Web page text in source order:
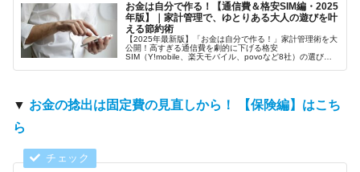
お金は自分で作る！【通信費＆格安SIM編・2025
年版】｜家計管理で、ゆとりある大人の遊びを叶
える節約術
【2025年最新版】「お金は自分で作る！」家計管理術を大
公開！高すぎる通信費を劇的に下げる格安
SIM（Y!mobile、楽天モバイル、povoなど8社）の選び方
▼ お金の捻出は固定費の見直しから！ 【保険編】はこち
ら